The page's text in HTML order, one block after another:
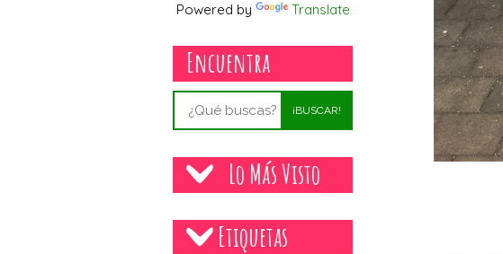
Powered by Translate
Encuentra
¡BUSCAR!
Lo Más Visto
Etiquetas